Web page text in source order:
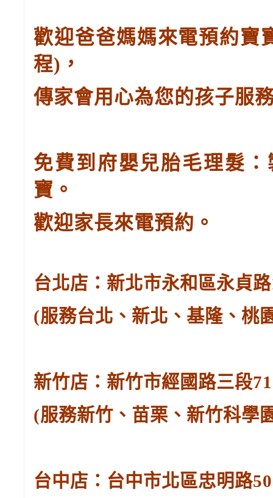
歡迎爸爸媽媽來電預約寶
程) ，
傳家會用心為您的孩子服
免費到府嬰兒胎毛理髮
寶。
歡迎家長來電預約。
台北店：新北市永和區永貞
(服務台北、新北、基隆、桃
新竹店：新竹市經國路三段
(服務新竹、苗栗、新竹科學
台中店：台中市北區忠明路